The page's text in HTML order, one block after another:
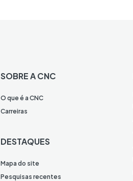
SOBRE A CNC
O que é a CNC
Carreiras
DESTAQUES
Mapa do site
Pesquisas recentes